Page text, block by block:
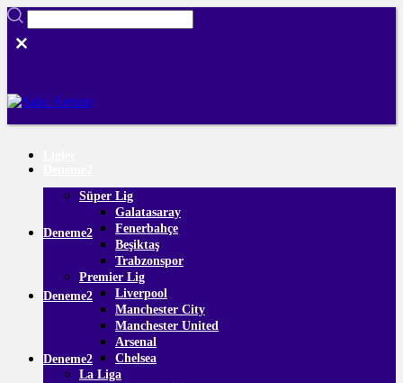
Süper Lig
Galatasaray
Fenerbahçe
Beşiktaş
Trabzonspor
Premier Lig
Liverpool
Manchester City
Manchester United
Arsenal
Chelsea
La Liga
Deneme2
Deneme2
Deneme2